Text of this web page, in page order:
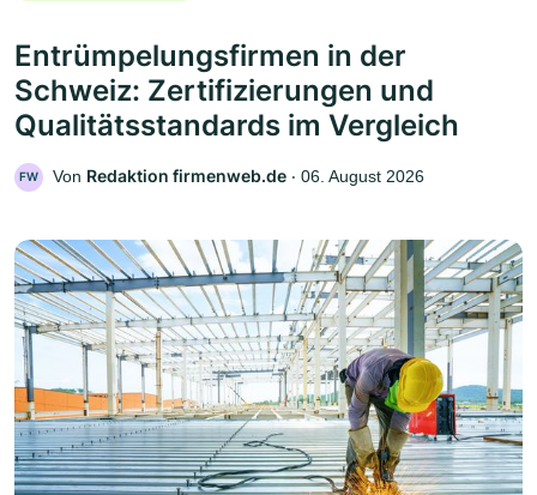
Entrümpelungsfirmen in der
Schweiz: Zertifizierungen und
Qualitätsstandards im Vergleich
FW Von Redaktion firmenweb.de ‧ 06. August 2026